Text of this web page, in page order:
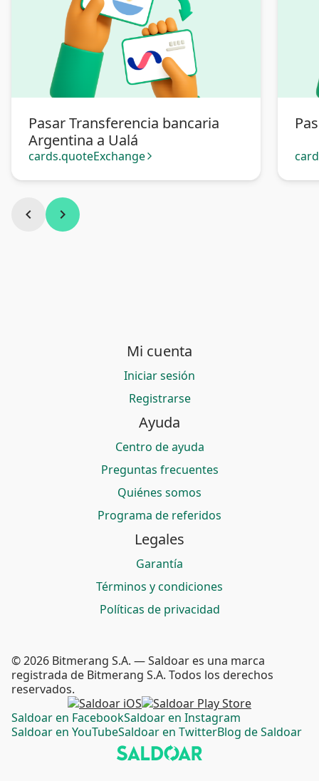
Pasar Transferencia bancaria
Argentina a Ualá
cards.quoteExchange arrow_forward_ios
chevron_left chevron_right
Mi cuenta
Iniciar sesión
Registrarse
Ayuda
Centro de ayuda
Preguntas frecuentes
Quiénes somos
Programa de referidos
Legales
Garantía
Términos y condiciones
Políticas de privacidad
Saldoar en FacebookSaldoar en Instagram
Saldoar en YouTubeSaldoar en TwitterBlog de Saldoar
© 2026 Bitmerang S.A. — Saldoar es una marca
registrada de Bitmerang S.A. Todos los derechos
reservados.